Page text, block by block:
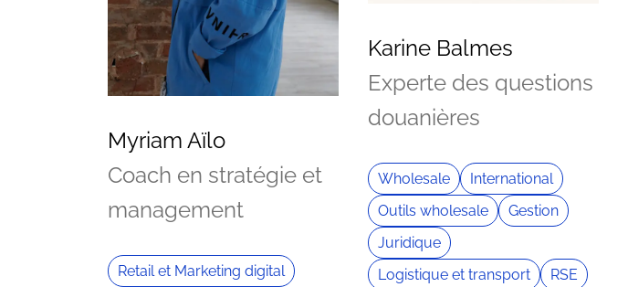
Myriam Aïlo
Coach en stratégie et
management
Retail et Marketing digital
Karine Balmes
Experte des questions
douanières
Wholesale
International
Outils wholesale
Gestion
Juridique
Logistique et transport
RSE